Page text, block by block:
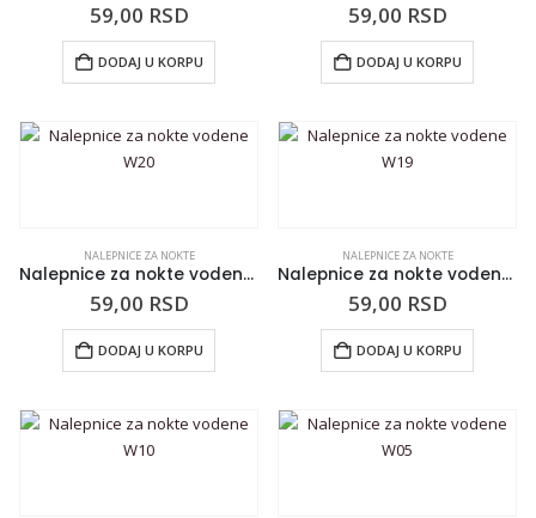
59,00 RSD
DODAJ U KORPU
59,00 RSD
DODAJ U KORPU
NALEPNICE ZA NOKTE
Nalepnice za nokte vodene W20
59,00 RSD
DODAJ U KORPU
NALEPNICE ZA NOKTE
Nalepnice za nokte vodene W19
59,00 RSD
DODAJ U KORPU